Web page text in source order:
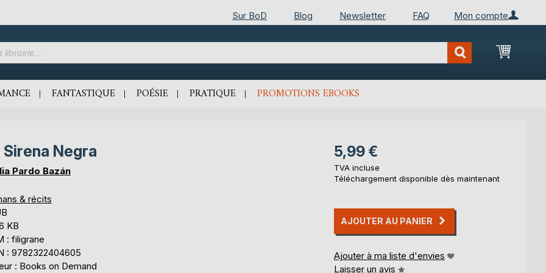
Mon compte
Sur BoD Blog Newsletter FAQ
Mon
FANTASTIQUE POÉSIE PRATIQUE PROMOTIONS EBOOKS
Sirena Negra
Pardo Bazán
& récits
KB
: filigrane
: 9782322404605
: Books on Demand
5,99 €
TVA incluse
Téléchargement disponible dès maintenant
AJOUTER AU PANIER
Ajouter à ma liste d'envies
Laisser un avis